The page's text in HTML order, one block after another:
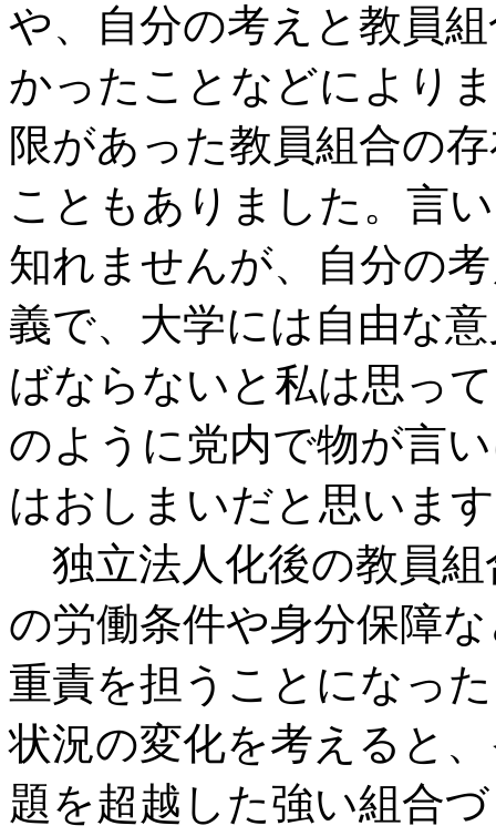
や、自分の考えと教員
かったことなどにより
限があった教員組合の
こともありました。言
知れませんが、自分の
義で、大学には自由な
ばならないと私は思っ
のように党内で物が言
はおしまいだと思いま
独立法人化後の教員組
の労働条件や身分保障
重責を担うことになっ
状況の変化を考えると
題を超越した強い組合